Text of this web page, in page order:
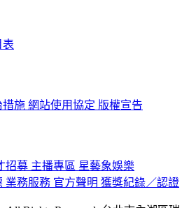
表
措施 網站使用協定 版權宣告
招募 主播專區 星藝象娛樂
業務服務 官方聲明 獲獎紀錄／認證